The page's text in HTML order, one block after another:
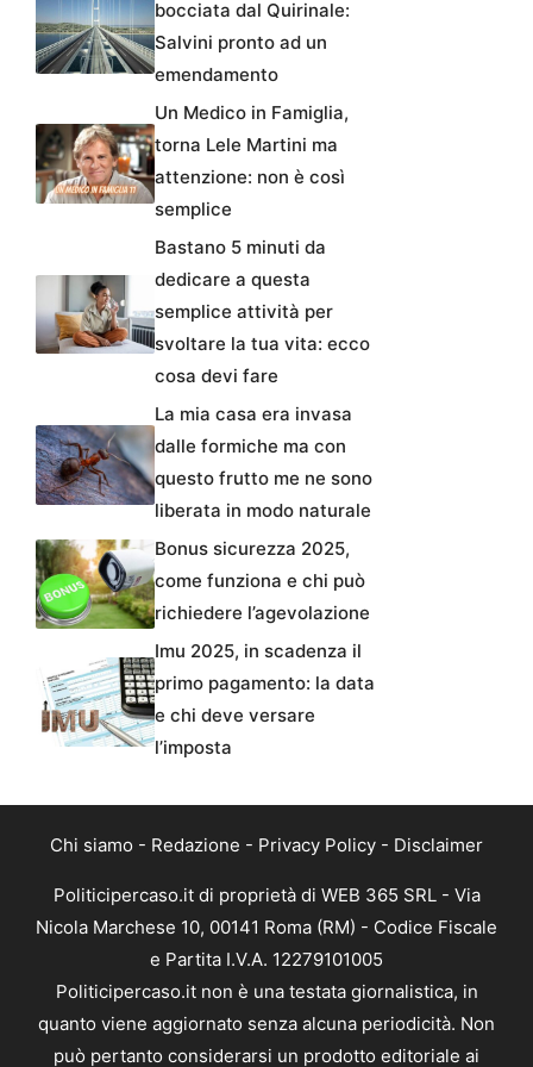
bocciata dal Quirinale:
Salvini pronto ad un
emendamento
Un Medico in Famiglia,
torna Lele Martini ma
attenzione: non è così
semplice
Bastano 5 minuti da
dedicare a questa
semplice attività per
svoltare la tua vita: ecco
cosa devi fare
La mia casa era invasa
dalle formiche ma con
questo frutto me ne sono
liberata in modo naturale
Bonus sicurezza 2025,
come funziona e chi può
richiedere l’agevolazione
Imu 2025, in scadenza il
primo pagamento: la data
e chi deve versare
l’imposta
Chi siamo - Redazione - Privacy Policy - Disclaimer
Politicipercaso.it di proprietà di WEB 365 SRL - Via
Nicola Marchese 10, 00141 Roma (RM) - Codice Fiscale
e Partita I.V.A. 12279101005
Politicipercaso.it non è una testata giornalistica, in
quanto viene aggiornato senza alcuna periodicità. Non
può pertanto considerarsi un prodotto editoriale ai